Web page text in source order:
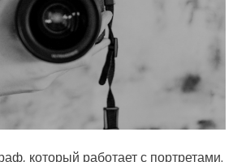
который работает с портретами.